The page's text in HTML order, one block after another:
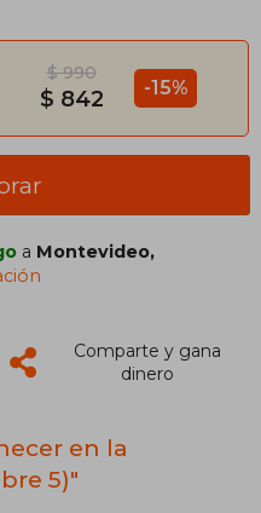
$ 990
$ 842 -15%
a Montevideo,
Comparte y gana
dinero
en la
5)"